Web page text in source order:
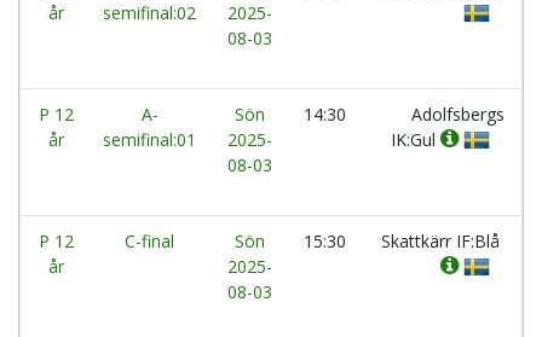
år
semifinal:02
2025-
08-03
P 12
år
A-
semifinal:01
Sön
2025-
08-03
14:30
Adolfsbergs
IK:Gul
P 12
år
C-final
Sön
2025-
08-03
15:30 Skattkärr IF:Blå